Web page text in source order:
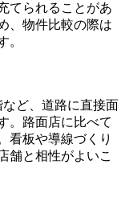
てられることがあ
、物件比較の際は
。
ど、道路に直接面
。路面店に比べて
看板や導線づくり
舗と相性がよいこ